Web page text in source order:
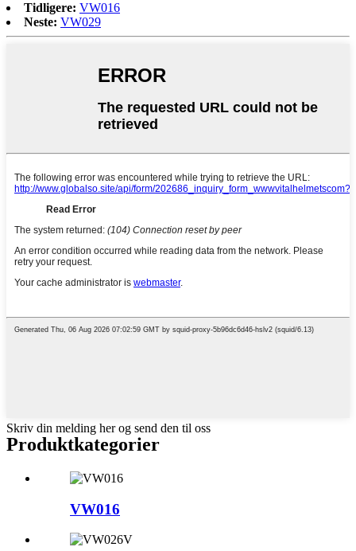
Tidligere: VW016
Neste: VW029
Skriv din melding her og send den til oss
Produktkategorier
VW016